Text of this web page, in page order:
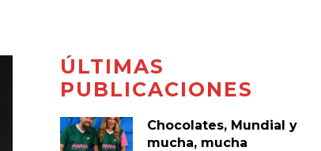
ÚLTIMAS
PUBLICACIONES
Chocolates, Mundial y
mucha, mucha